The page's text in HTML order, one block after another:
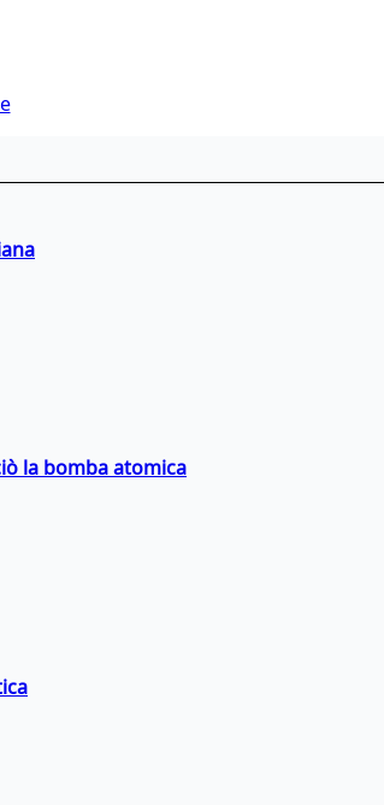
la bomba atomica